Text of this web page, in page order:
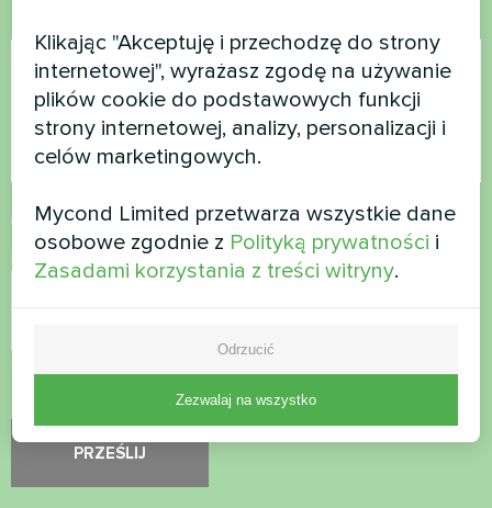
Zaakceptujpolitykę prywatności
Kontrola bezpieczeństwa
Klikając "Akceptuję i przechodzę do strony
internetowej", wyrażasz zgodę na używanie
plików cookie do podstawowych funkcji
strony internetowej, analizy, personalizacji i
celów marketingowych.
Mycond Limited przetwarza wszystkie dane
osobowe zgodnie z Polityką prywatności i
Zasadami korzystania z treści witryny.
Odrzucić
Zezwalaj na wszystko